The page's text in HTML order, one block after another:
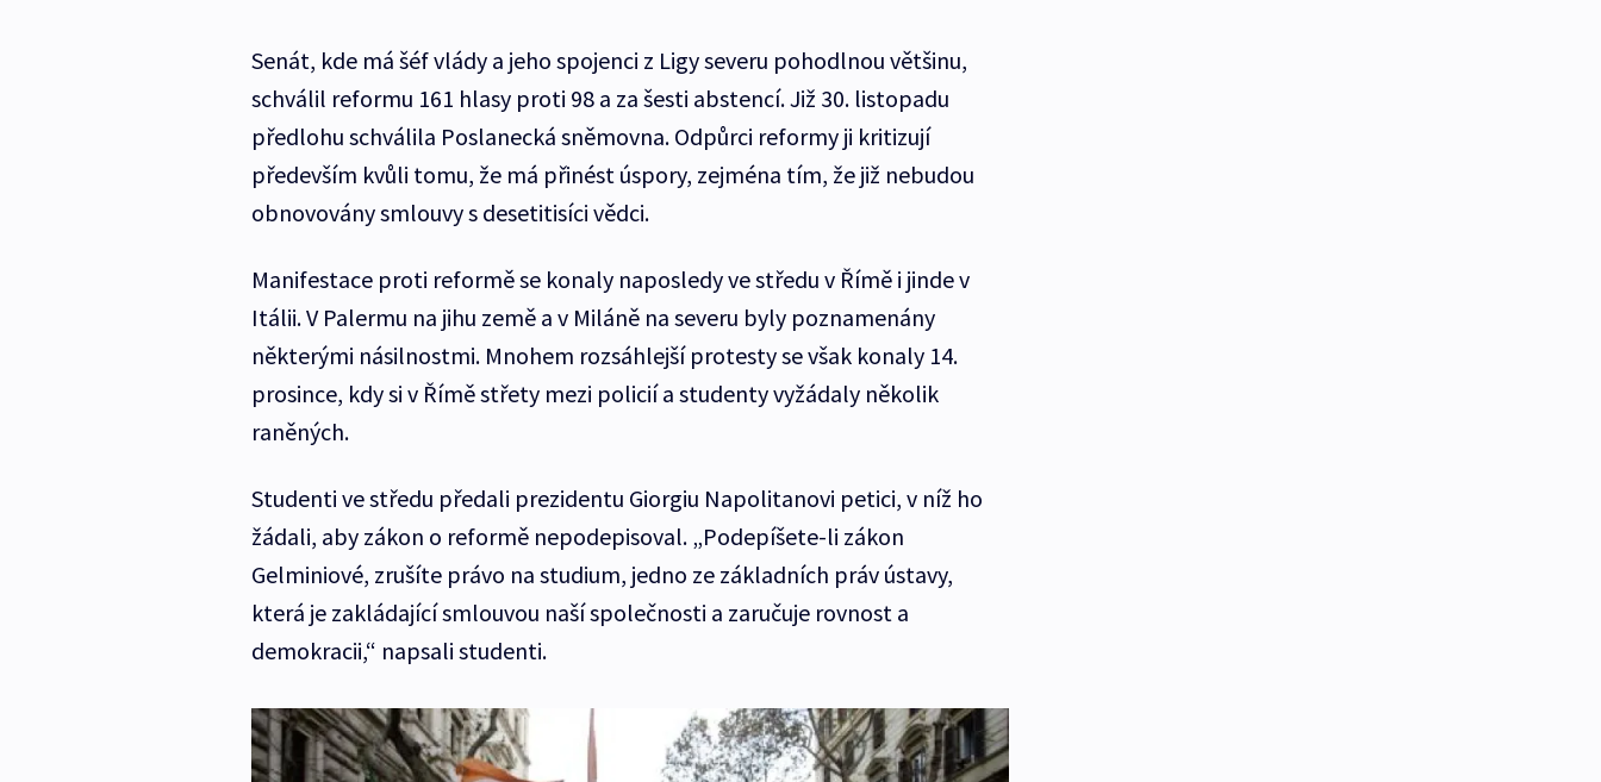
Senát, kde má šéf vlády a jeho spojenci z Ligy severu pohodlnou většinu,
schválil reformu 161 hlasy proti 98 a za šesti abstencí. Již 30. listopadu
předlohu schválila Poslanecká sněmovna. Odpůrci reformy ji kritizují
především kvůli tomu, že má přinést úspory, zejména tím, že již nebudou
obnovovány smlouvy s desetitisíci vědci.
Manifestace proti reformě se konaly naposledy ve středu v Římě i jinde v
Itálii. V Palermu na jihu země a v Miláně na severu byly poznamenány
některými násilnostmi. Mnohem rozsáhlejší protesty se však konaly 14.
prosince, kdy si v Římě střety mezi policií a studenty vyžádaly několik
raněných.
Studenti ve středu předali prezidentu Giorgiu Napolitanovi petici, v níž ho
žádali, aby zákon o reformě nepodepisoval. „Podepíšete-li zákon
Gelminiové, zrušíte právo na studium, jedno ze základních práv ústavy,
která je zakládající smlouvou naší společnosti a zaručuje rovnost a
demokracii,“ napsali studenti.